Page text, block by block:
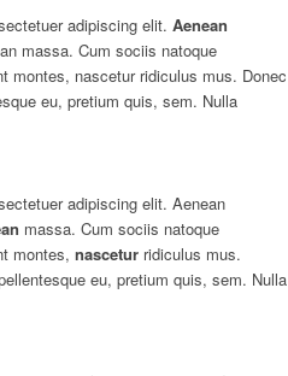
adipiscing elit.Aenean
massa. Cum sociis natoque
montes, nascetur ridiculus mus. Donec
eu, pretium quis, sem. Nulla
adipiscing elit. Aenean
massa. Cum sociis natoque
montes,nascetur ridiculus mus.
eu, pretium quis, sem. Nulla